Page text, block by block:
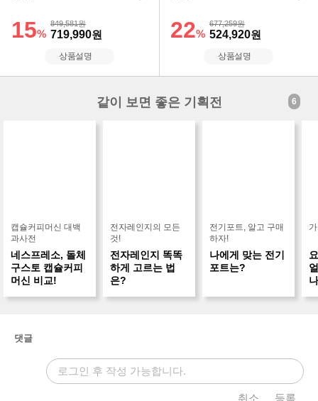
할인률
15%
상품금액
849,581원
할인금액
719,990원
상품설명
할인률
22%
상품금액
677,259원
할인금액
524,920원
상품설명
같이 보면 좋은 기획전 6
캡슐커피머신 대백
과사전
네스프레소, 돌체
구스토 캡슐커피
머신 비교!
전자레인지의 모든
것!
전자레인지 똑똑
하게 고르는 법
은?
전기포트, 알고 구매
하자!
나에게 맞는 전기
포트는?
댓글개
취소 등록